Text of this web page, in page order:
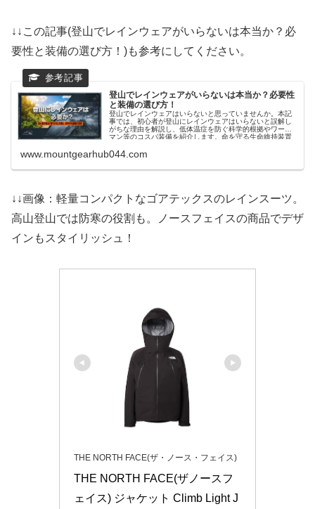
↓↓この記事(登山でレインウェアがいらないは本当か？必
要性と装備の選び方！)も参考にしてください。
登山でレインウェアがいらないは本当か？必要性
と装備の選び方！
登山でレインウェアはいらないと思っていませんか。本記
事では、初心者が登山にレインウェアはいらないと誤解し
がちな理由を解説し、低体温症を防ぐ科学的根拠やワーク
マン等のコスパ装備を紹介します。命を守る生命維持装置
う。
www.mountgearhub044.com
↓↓画像：軽量コンパクトなゴアテックスのレインスーツ。
高山登山では防寒の役割も。ノースフェイスの商品でデザ
インもスタイリッシュ！
THE NORTH FACE(ザ・ノース・フェイス)
THE NORTH FACE(ザノースフ
ェイス) ジャケット Climb Light J